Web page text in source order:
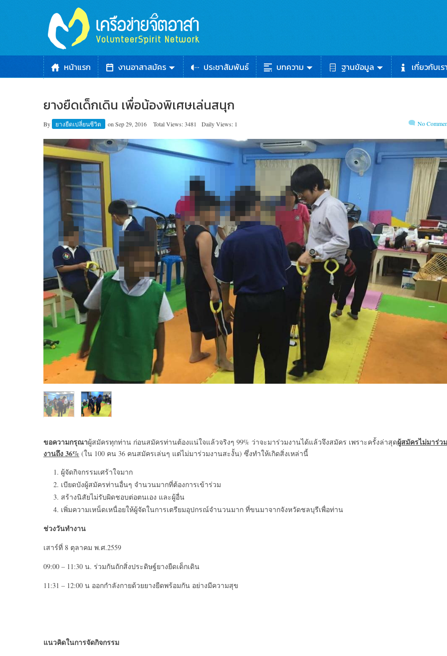
หน้าแรก งานอาสาสมัคร ประชาสัมพันธ์ บทความ ฐานข้อมูล เกี่ยวกับเร
ยางยืดเด็กเดิน เพื่อน้องพิเศษเล่นสนุก
By ยางยืดเปลี่ยนชีวิต on Sep 29, 2016 Total Views: 3481 Daily Views: 1 No
ขอความกรุณาผู้สมัครทุกท่าน ก่อนสมัครท่านต้องแน่ใจแล้วจริงๆ 99% ว่าจะมาร่วมงานได้แล้วจึงสมัคร เพราะครั้งล่าสุดผู้สมัครไม่มาร่วม
งานถึง36% (ใน 100 คน 36 คนสมัครเล่นๆ แต่ไม่มาร่วมงานสะงั้น) ซึ่งทำให้เกิดสิ่งเหล่านี้
ผู้จัดกิจกรรมเศร้าใจมาก
เบียดบังผู้สมัครท่านอื่นๆ จำนวนมากที่ต้องการเข้าร่วม
สร้างนิสัยไม่รับผิดชอบต่อตนเอง และผู้อื่น
เพิ่มความเหน็ดเหนื่อยให้ผู้จัดในการเตรียมอุปกรณ์จำนวนมาก ที่ขนมาจากจังหวัดชลบุรีเพื่อท่าน
ช่วงวันทำงาน
เสาร์ที่ 8 ตุลาคม พ.ศ.2559
09:00 – 11:30 น. ร่วมกันถักสิ่งประดิษฐ์ยางยืดเด็กเดิน
11:31 – 12:00 น ออกกำลังกายด้วยยางยืดพร้อมกัน อย่างมีความสุข
แนวคิดในการจัดกิจกรรม